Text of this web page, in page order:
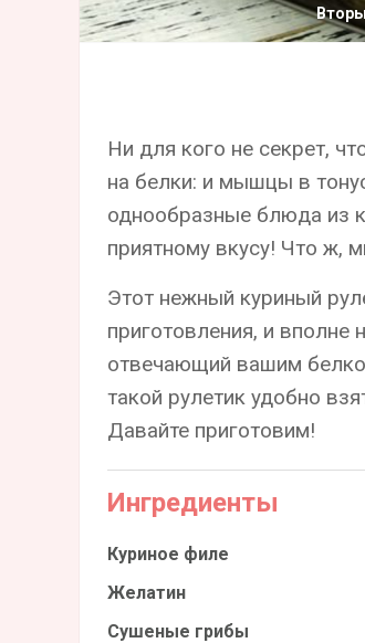
Ни для кого не секрет,
на белки: и мышцы в
однообразные блюда из
приятному вкусу! Что ж,
Этот нежный куриный
приготовления, и вполне
отвечающий вашим
такой рулетик удобно
Давайте приготовим!
Ингредиенты
Куриное филе
Желатин
Сушеные грибы